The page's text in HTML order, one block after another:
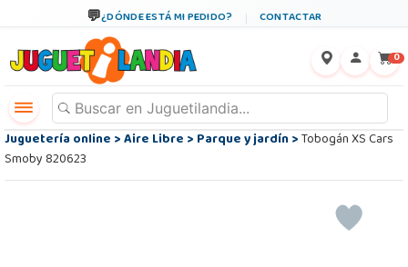
¿DÓNDE ESTÁ MI PEDIDO? CONTACTAR
0
Juguetería online>Aire Libre>Parque y jardín>Tobogán XS Cars
Smoby 820623